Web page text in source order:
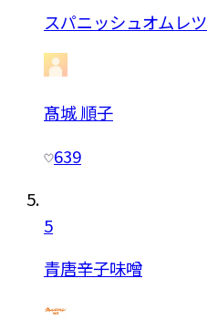
スパニッシュオムレツ
髙城 順子
639
5
青唐辛子味噌